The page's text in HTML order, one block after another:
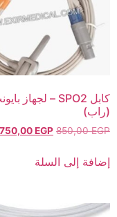
(راب)
850,00EGP
750,00EGP
إضافة إلى السلة